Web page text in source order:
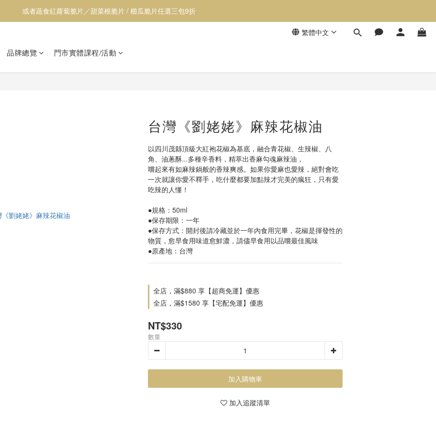
【透心涼】全館居家用品9折
【透心涼】全館居家用品9折
繁體中文
品牌總覽 門市實體課程/活動
台灣《劉姥姥》麻辣花椒油
以四川茂縣頂級大紅袍花椒為基底，融合青花椒、生辣椒、八
角、油蔥酥...多種辛香料，精萃出香麻勾魂麻辣油，
嚐起來有如麻辣鍋般的香辣爽感。如果你愛麻也愛辣，絕對會吃
一次就讓你愛不釋手，吃什麼都要加點辣才完美的瘋狂，只有愛
吃辣的人懂！
●規格：50ml
●保存期限：一年
●保存方式：開封後請冷藏並於一年內食用完畢，花椒是揮發性的
物質，愈早食用味道愈鮮濃，請儘早食用以品嚐最佳風味
●原產地：台灣
全店，滿$880 享【超商免運】優惠
全店，滿$1580 享【宅配免運】優惠
NT$330
數量
加入購物車
加入追蹤清單